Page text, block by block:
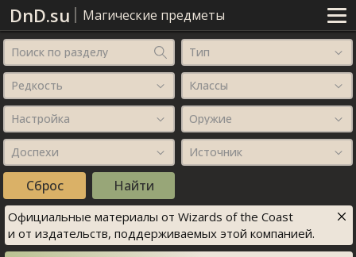
DnD.su Магические предметы
Поиск по разделу Тип
Редкость Классы
Настройка Оружие
Доспехи Источник
Официальные материалы от Wizards of the Coast
и от издательств, поддерживаемых этой компанией.